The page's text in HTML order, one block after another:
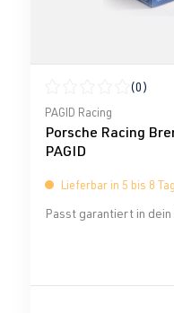
Durchschnittliche
(0)
PAGID Racing
Porsche Racing
PAGID
Lieferbar in 5 bis 8
Passt garantiert in dein